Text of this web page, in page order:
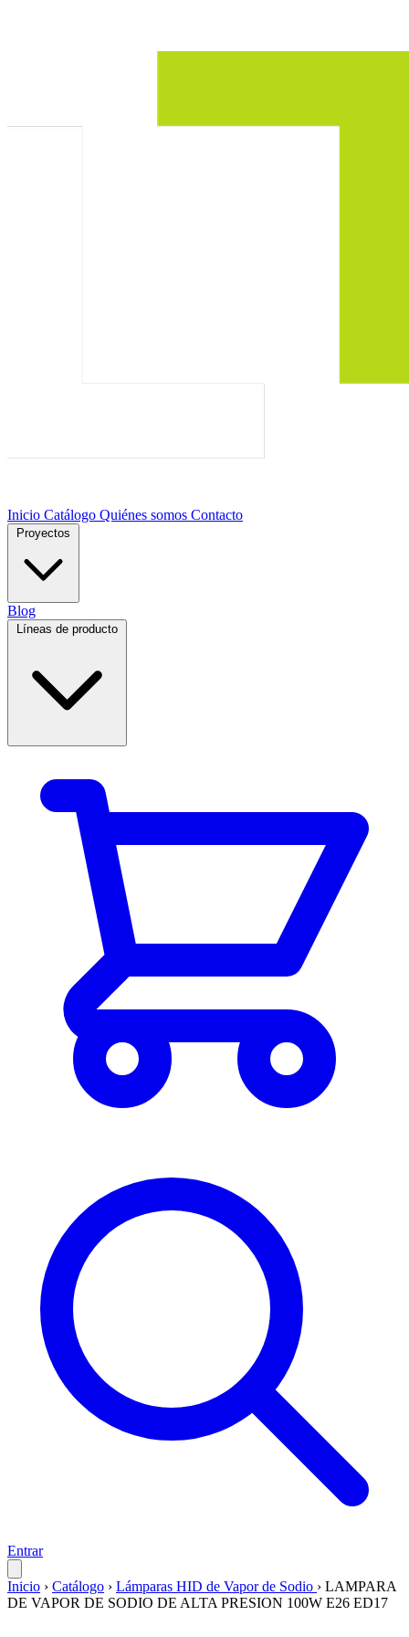
Inicio Catálogo Quiénes somos Contacto
Proyectos
Blog
Líneas de producto
Entrar
Inicio › Catálogo › Lámparas HID de Vapor de Sodio › LAMPARA
DE VAPOR DE SODIO DE ALTA PRESION 100W E26 ED17